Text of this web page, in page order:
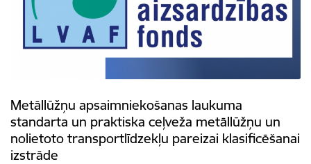
Metāllūžņu apsaimniekošanas laukuma
standarta un praktiska ceļveža metāllūžņu un
nolietoto transportlīdzekļu pareizai klasificēšanai
izstrāde